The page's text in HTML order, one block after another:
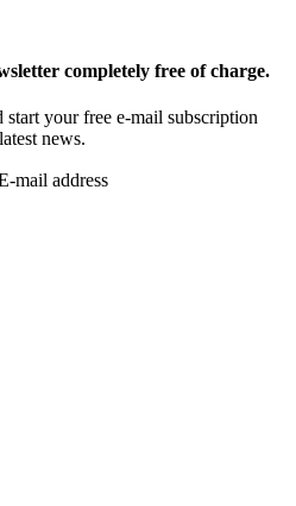
completely free of charge.
your free e-mail subscription
news.
mail address